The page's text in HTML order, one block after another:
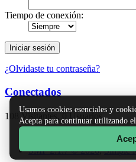
Tiempo de conexión:
¿Olvidaste tu contraseña?
Usamos cookies esenciales y
Acepta para continuar utilizando
Conectados
108 Visitantes, 0 Usuarios
Reglas
SMF 2.1.7 © 2026,Simple